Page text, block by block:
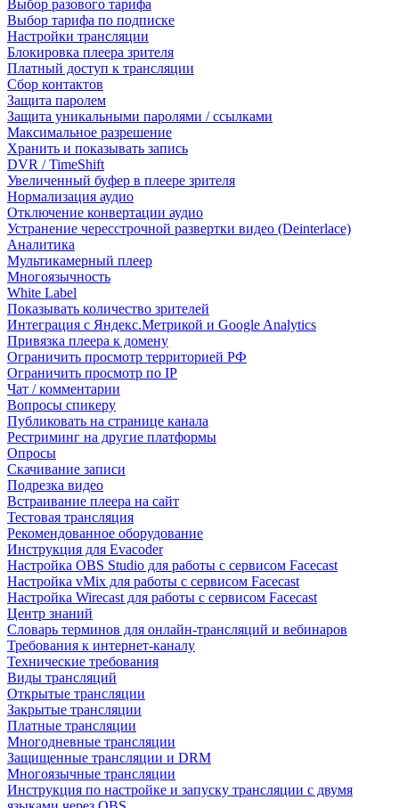
Выбор разового тарифа
Выбор тарифа по подписке
Настройки трансляции
Блокировка плеера зрителя
Платный доступ к трансляции
Сбор контактов
Защита паролем
Защита уникальными паролями / ссылками
Максимальное разрешение
Хранить и показывать запись
DVR / TimeShift
Увеличенный буфер в плеере зрителя
Нормализация аудио
Отключение конвертации аудио
Устранение чересстрочной развертки видео (Deinterlace)
Аналитика
Мультикамерный плеер
Многоязычность
White Label
Показывать количество зрителей
Интеграция с Яндекс.Метрикой и Google Analytics
Привязка плеера к домену
Ограничить просмотр территорией РФ
Ограничить просмотр по IP
Чат / комментарии
Вопросы спикеру
Публиковать на странице канала
Рестриминг на другие платформы
Опросы
Скачивание записи
Подрезка видео
Встраивание плеера на сайт
Тестовая трансляция
Рекомендованное оборудование
Инструкция для Evacoder
Настройка OBS Studio для работы с сервисом Facecast
Настройка vMix для работы с сервисом Facecast
Настройка Wirecast для работы с сервисом Facecast
Центр знаний
Словарь терминов для онлайн-трансляций и вебинаров
Требования к интернет-каналу
Технические требования
Виды трансляций
Открытые трансляции
Закрытые трансляции
Платные трансляции
Многодневные трансляции
Защищенные трансляции и DRM
Многоязычные трансляции
Инструкция по настройке и запуску трансляции с двумя